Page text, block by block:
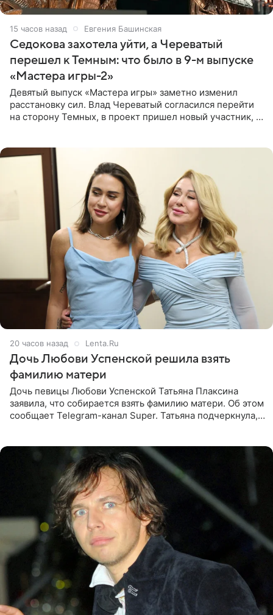
15 часов назад Евгения Башинская
Седокова захотела уйти, а Череватый
перешел к Темным: что было в 9-м выпуске
«Мастера игры-2»
Девятый выпуск «Мастера игры» заметно изменил
расстановку сил. Влад Череватый согласился перейти
на сторону Темных, в проект пришел новый участник, а
20 часов назад Lenta.Ru
Дочь Любови Успенской решила взять
фамилию матери
Дочь певицы Любови Успенской Татьяна Плаксина
заявила, что собирается взять фамилию матери. Об этом
сообщает Telegram-канал Super. Татьяна подчеркнула,